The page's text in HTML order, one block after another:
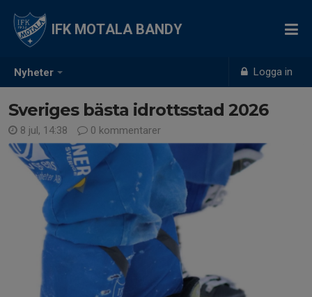
Nyheter Logga in
IFK MOTALA BANDY
Sveriges bästa idrottsstad 2026
8 jul, 14:38 0 kommentarer